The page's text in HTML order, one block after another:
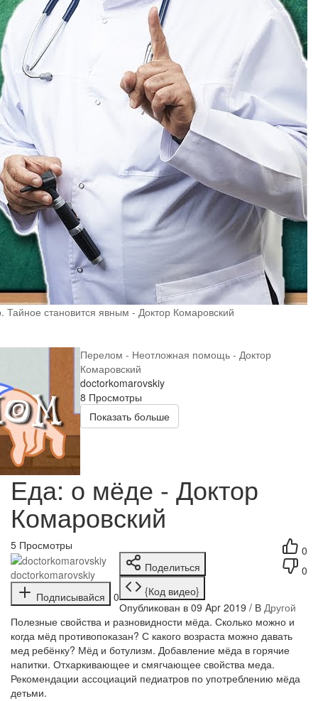
становится явным - Доктор Комаровский
Перелом - Неотложная помощь - Доктор
Комаровский
doctorkomarovskiy
8 Просмотры
Показать больше
Еда: о мёде - Доктор
Комаровский
0
0
5 Просмотры
doctorkomarovskiy
Подписывайся
0
Поделиться
{Код видео}
Опубликован в 09 Apr 2019 / В Другой
Полезные свойства и разновидности мёда. Сколько можно и
когда мёд противопоказан? С какого возраста можно давать
мед ребёнку? Мёд и ботулизм. Добавление мёда в горячие
напитки. Отхаркивающее и смягчающее свойства меда.
Рекомендации ассоциаций педиатров по употреблению мёда
детьми.